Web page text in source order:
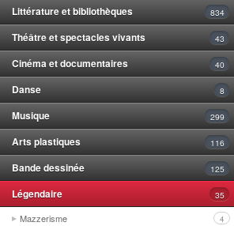
Littérature et bibliothèques 834
Théâtre et spectacles vivants 43
Cinéma et documentaires 40
Danse 8
Musique 299
Arts plastiques 116
Bande dessinée 125
Légendaire 35
Mazzerisme 4